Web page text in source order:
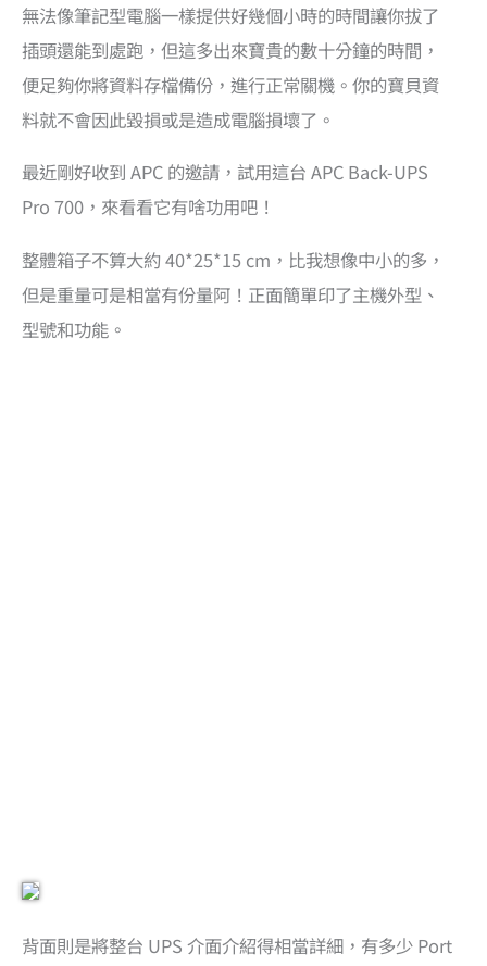
無法像筆記型電腦一樣提供好幾個小時的時間讓你拔了
插頭還能到處跑，但這多出來寶貴的數十分鐘的時間，
便足夠你將資料存檔備份，進行正常關機。你的寶貝資
料就不會因此毀損或是造成電腦損壞了。
最近剛好收到 APC 的邀請，試用這台 APC Back-UPS
Pro 700，來看看它有啥功用吧！
整體箱子不算大約 40*25*15 cm，比我想像中小的多，
但是重量可是相當有份量阿！正面簡單印了主機外型、
型號和功能。
背面則是將整台 UPS 介面介紹得相當詳細，有多少 Port